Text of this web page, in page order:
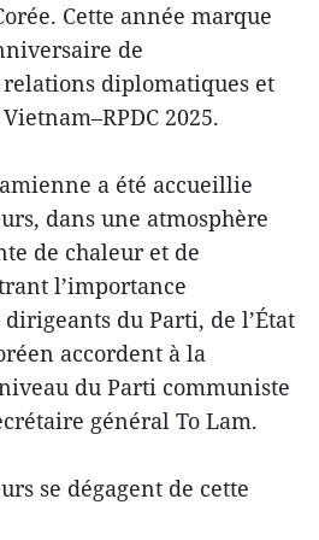
Cette année marque
de
relations diplomatiques et
2025.
a été accueillie
dans une atmosphère
de chaleur et de
l’importance
du Parti, de l’État
accordent à la
du Parti communiste
général To Lam.
se dégagent de cette